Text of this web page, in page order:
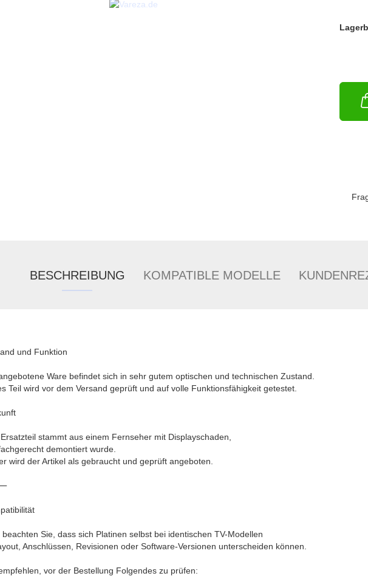
BESCHREIBUNG KOMPATIBLE MODELLE
und Funktion
Ware befindet sich in sehr gutem optischen und technischen Zustand.
Teil wird vor dem Versand geprüft und auf volle Funktionsfähigkeit getestet.
stammt aus einem Fernseher mit Displayschaden,
demontiert wurde.
wird der Artikel als gebraucht und geprüft angeboten.
beachten Sie, dass sich Platinen selbst bei identischen TV-Modellen
Anschlüssen, Revisionen oder Software-Versionen unterscheiden können.
vor der Bestellung Folgendes zu prüfen: